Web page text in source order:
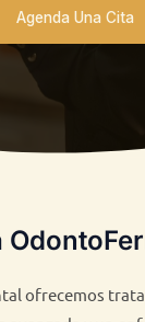
Agenda Una Cita
ofrecemos